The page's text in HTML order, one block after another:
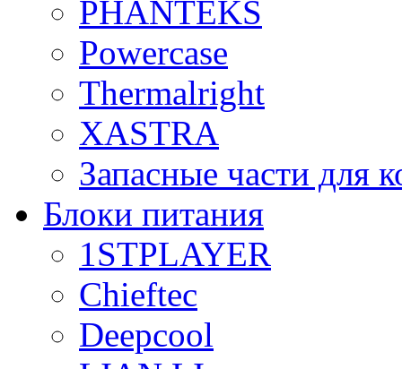
PHANTEKS
Powercase
Thermalright
XASTRA
Запасные части для
Блоки питания
1STPLAYER
Chieftec
Deepcool